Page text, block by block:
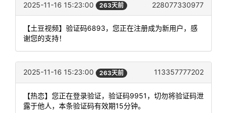
2025-11-16 15:23:00 263天前 228077330977
【土豆视频】验证码6893，您正在注册成为新用户，感
谢您的支持！
2025-11-16 15:23:00 263天前 113357777202
【热恋】您正在登录验证，验证码9951，切勿将验证码泄
露于他人，本条验证码有效期15分钟。